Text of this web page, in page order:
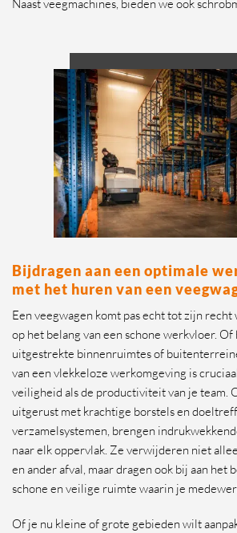
Naast veegmachines, bieden we ook
Bijdragen aan een optimale
met het huren van een
Een veegwagen komt pas echt tot zijn
op het belang van een schone werkvloer. Of
uitgestrekte binnenruimtes of
van een vlekkeloze werkomgeving is
veiligheid als de productiviteit van je team.
uitgerust met krachtige borstels en
verzamelsystemen, brengen
naar elk oppervlak. Ze verwijderen niet
en ander afval, maar dragen ook bij aan het
schone en veilige ruimte waarin je
Of je nu kleine of grote gebieden wilt